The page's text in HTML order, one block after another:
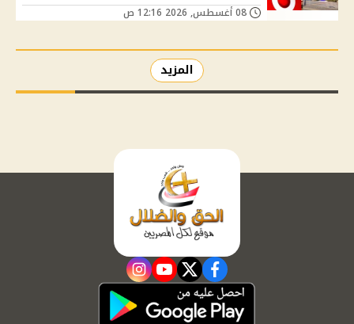
المزيد
facebook
twitter
youtube
instagram